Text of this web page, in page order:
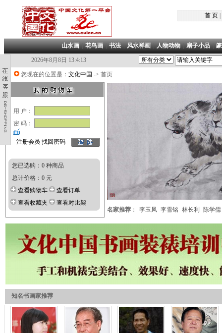
首 页|
山水画|花鸟画|书法|风水禅画|人物动物|扇子小品|
2026年8月8日 13:4:14
您现在的位置是： 文化中国 -> 首页
用 户：
密 码：
注册会员 找回密码
您已选购：0 种商品
总计价格：0 元
查看购物车
查看订单
查看收藏夹
查看对比架
名家推荐 ： 李玉凤 李雪铭 林长利 陈学儒
知名书画家推荐